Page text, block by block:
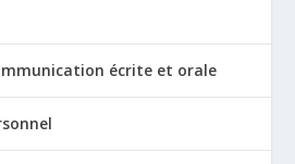
écrite et orale